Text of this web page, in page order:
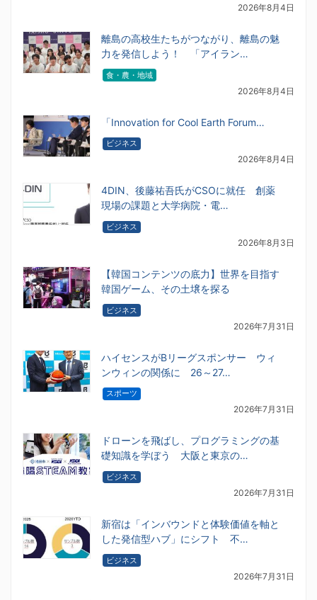
2026年8月4日
離島の高校生たちがつながり、離島の魅
力を発信しよう！ 「アイラン…
食・農・地域
2026年8月4日
「Innovation for Cool Earth Forum…
ビジネス
2026年8月4日
4DIN、後藤祐吾氏がCSOに就任 創薬
現場の課題と大学病院・電…
ビジネス
2026年8月3日
【韓国コンテンツの底力】世界を目指す
韓国ゲーム、その土壌を探る
ビジネス
2026年7月31日
ハイセンスがBリーグスポンサー ウィ
ンウィンの関係に 26～27…
スポーツ
2026年7月31日
ドローンを飛ばし、プログラミングの基
礎知識を学ぼう 大阪と東京の…
ビジネス
2026年7月31日
新宿は「インバウンドと体験価値を軸と
した発信型ハブ」にシフト 不…
ビジネス
2026年7月31日